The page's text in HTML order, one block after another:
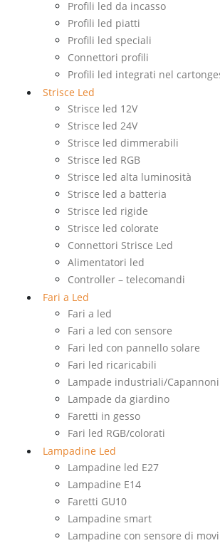
Profili led da incasso
Profili led piatti
Profili led speciali
Connettori profili
Profili led integrati nel
Strisce Led
Strisce led 12V
Strisce led 24V
Strisce led dimmerabili
Strisce led RGB
Strisce led alta luminosità
Strisce led a batteria
Strisce led rigide
Strisce led colorate
Connettori Strisce Led
Alimentatori led
Controller – telecomandi
Fari a Led
Fari a led
Fari a led con sensore
Fari led con pannello solare
Fari led ricaricabili
Lampade industriali/Capannoni
Lampade da giardino
Faretti in gesso
Fari led RGB/colorati
Lampadine Led
Lampadine led E27
Lampadine E14
Faretti GU10
Lampadine smart
Lampadine con sensore di